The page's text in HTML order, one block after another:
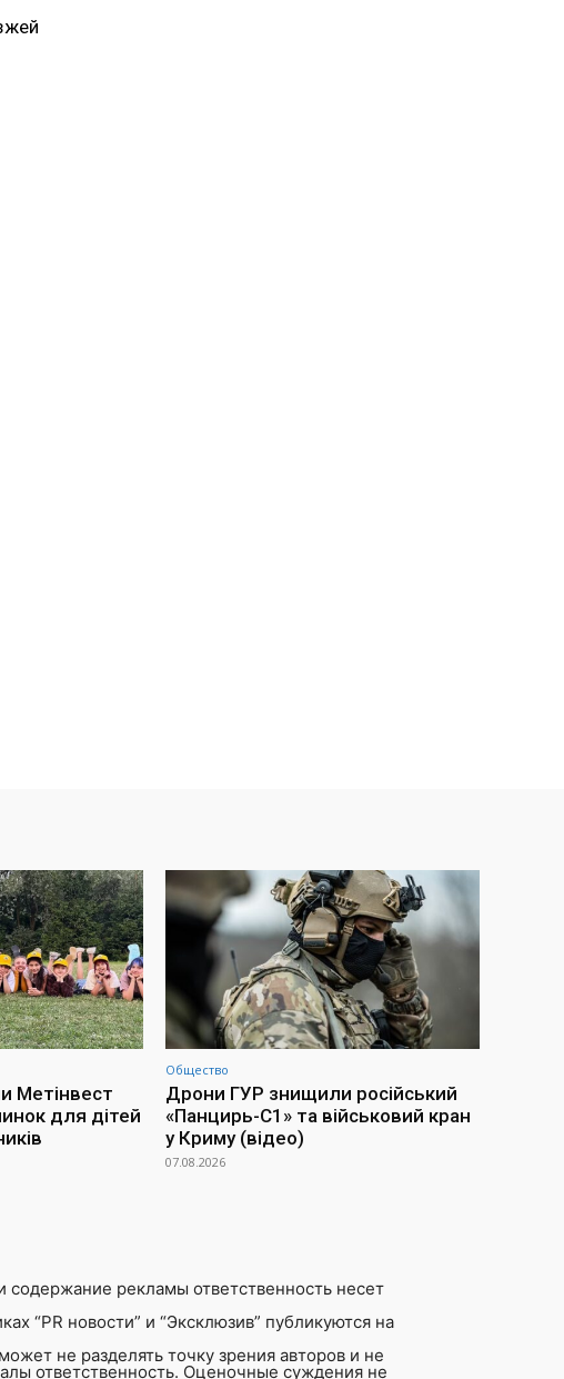
Метінвест
для дітей
Общество
Дрони ГУР знищили російський
«Панцирь-С1» та військовий кран
у Криму (відео)
07.08.2026
содержание рекламы ответственность несет
“PR новости” и “Эксклюзив” публикуются на
не разделять точку зрения авторов и не
ответственность. Оценочные суждения не